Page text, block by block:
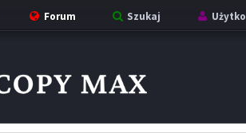
Forum Szukaj